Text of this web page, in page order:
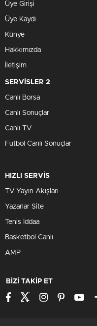
Üye Girişi
Üye Kaydı
Künye
Hakkımızda
İletişim
SERVİSLER 2
Canlı Borsa
Canlı Sonuçlar
Canlı TV
Futbol Canlı Sonuçlar
HIZLI SERVİS
TV Yayın Akışları
Yazarlar Site
Tenis İddaa
Basketbol Canlı
AMP
BİZİ TAKİP ET